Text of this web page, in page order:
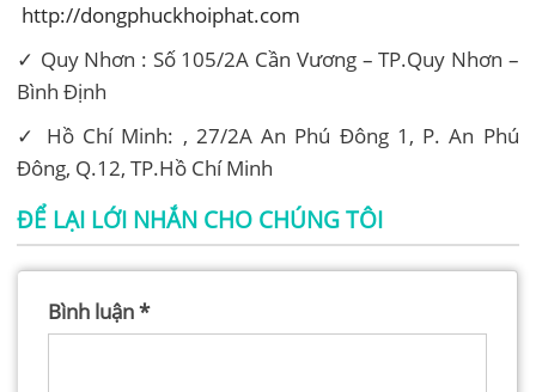
http://dongphuckhoiphat.com
✓ Quy Nhơn : Số 105/2A Cần Vương – TP.Quy Nhơn –
Bình Định
✓ Hồ Chí Minh: , 27/2A An Phú Đông 1, P. An Phú
Đông, Q.12, TP.Hồ Chí Minh
ĐỂ LẠI LỚI NHẮN CHO CHÚNG TÔI
Bình luận*